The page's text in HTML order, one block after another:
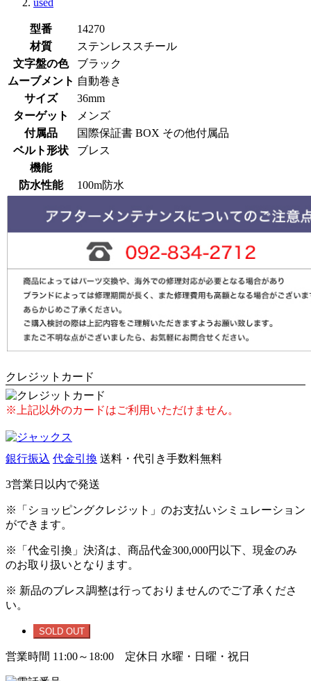
型番
14270
材質
ステンレススチール
文字盤の色
ブラック
ムーブメント 自動巻き
サイズ
36mm
ターゲット
メンズ
付属品
国際保証書 BOX その他付属品
ベルト形状
ブレス
機能
防水性能
100m防水
クレジットカード
※上記以外のカードはご利用いただけません。
銀行振込 代金引換 送料・代引き手数料無料
3営業日以内で発送
※「ショッピングクレジット」のお支払いシミュレーション
ができます。
※「代金引換」決済は、商品代金300,000円以下、現金のみ
のお取り扱いとなります。
※ 新品のブレス調整は行っておりませんのでご了承くださ
い。
SOLD OUT
営業時間 11:00～18:00 定休日 水曜・日曜・祝日